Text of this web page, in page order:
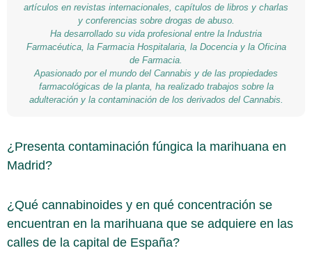
artículos en revistas internacionales, capítulos de libros y charlas
y conferencias sobre drogas de abuso.
Ha desarrollado su vida profesional entre la Industria
Farmacéutica, la Farmacia Hospitalaria, la Docencia y la Oficina
de Farmacia.
Apasionado por el mundo del Cannabis y de las propiedades
farmacológicas de la planta, ha realizado trabajos sobre la
adulteración y la contaminación de los derivados del Cannabis.
¿Presenta contaminación fúngica la marihuana en
Madrid?
¿Qué cannabinoides y en qué concentración se
encuentran en la marihuana que se adquiere en las
calles de la capital de España?